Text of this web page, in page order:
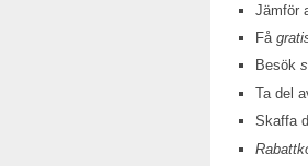
Jämför
Få
Besök
Ta del
Skaffa